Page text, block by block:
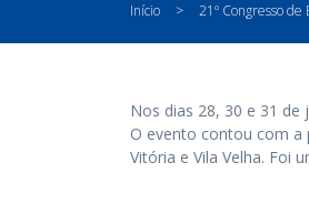
Início > 21º Congresso
Nos dias 28, 30 e 31 de
O evento contou com a
Vitória e Vila Velha. Foi